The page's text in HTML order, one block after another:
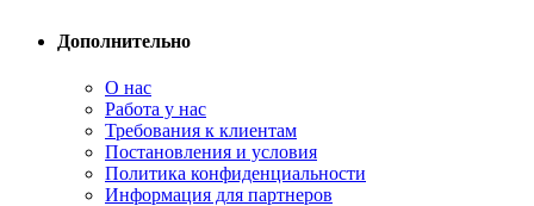
Дополнительно
О нас
Работа у нас
Требования к клиентам
Постановления и условия
Политика конфиденциальности
Информация для партнеров